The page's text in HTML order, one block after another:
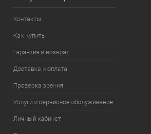
Контакты
Как купить
Гарантия и возврат
Доставка и оплата
Проверка зрения
Услуги и сервисное обслуживание
Личный кабинет